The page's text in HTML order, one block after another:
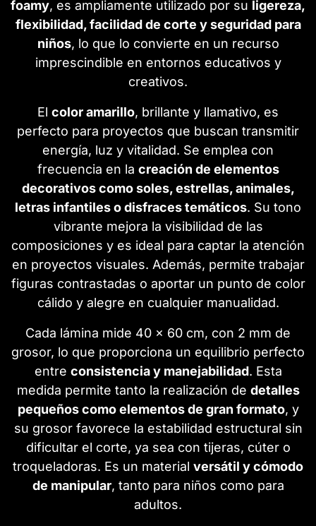
foamy, es ampliamente utilizado por su ligereza,
flexibilidad, facilidad de corte y seguridad para
niños, lo que lo convierte en un recurso
imprescindible en entornos educativos y
creativos.
El color amarillo, brillante y llamativo, es
perfecto para proyectos que buscan transmitir
energía, luz y vitalidad. Se emplea con
frecuencia en la creación de elementos
decorativos como soles, estrellas, animales,
letras infantiles o disfraces temáticos. Su tono
vibrante mejora la visibilidad de las
composiciones y es ideal para captar la atención
en proyectos visuales. Además, permite trabajar
figuras contrastadas o aportar un punto de color
cálido y alegre en cualquier manualidad.
Cada lámina mide 40 x 60 cm, con 2 mm de
grosor, lo que proporciona un equilibrio perfecto
entre consistencia y manejabilidad. Esta
medida permite tanto la realización de detalles
pequeños como elementos de gran formato, y
su grosor favorece la estabilidad estructural sin
dificultar el corte, ya sea con tijeras, cúter o
troqueladoras. Es un material versátil y cómodo
de manipular, tanto para niños como para
adultos.